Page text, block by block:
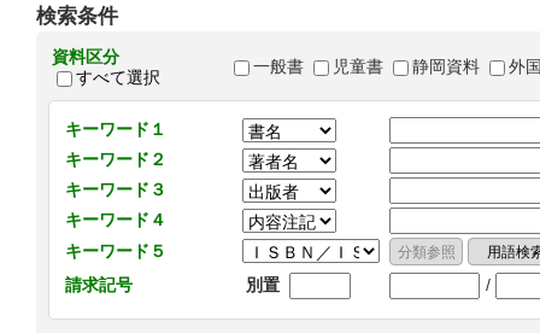
検索条件
資料区分
すべて選択
一般書 児童書 静岡資料 外
キーワード１
キーワード２
キーワード３
キーワード４
キーワード５
請求記号
別置 /